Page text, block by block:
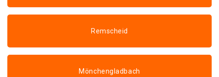
Remscheid
Mönchengladbach